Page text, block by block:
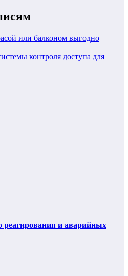
или балконом выгодно
контроля доступа для
реагирования и аварийных